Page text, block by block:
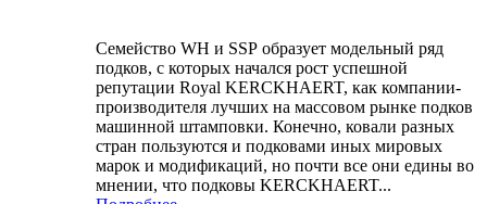
Семейство WH и SSP образует модельный ряд
подков, с которых начался рост успешной
репутации Royal KERCKHAERT, как компании-
производителя лучших на массовом рынке подков
машинной штамповки. Конечно, ковали разных
стран пользуются и подковами иных мировых
марок и модификаций, но почти все они едины во
мнении, что подковы KERCKHAERT...